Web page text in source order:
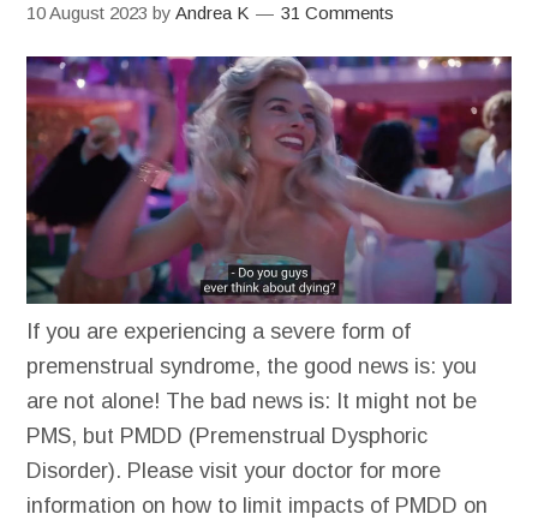
10 August 2023 byAndrea K 31 Comments
If you are experiencing a severe form of
premenstrual syndrome, the good news is: you
are not alone! The bad news is: It might not be
PMS, but PMDD (Premenstrual Dysphoric
Disorder). Please visit your doctor for more
information on how to limit impacts of PMDD on